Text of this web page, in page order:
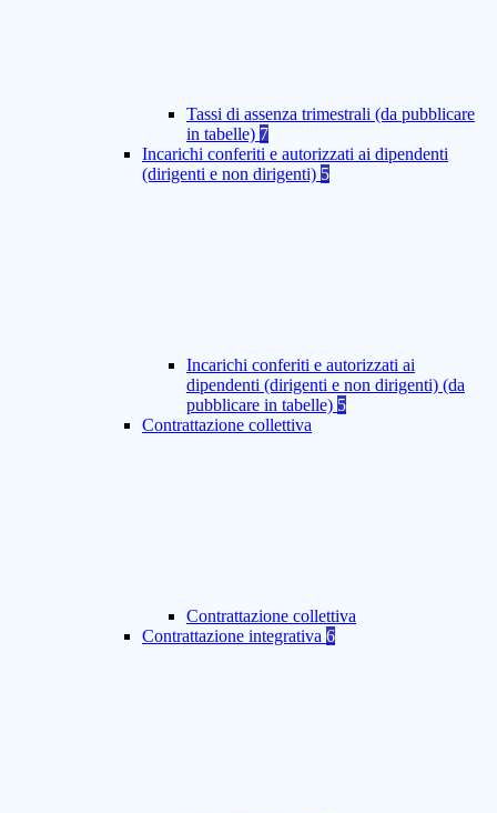
Tassi di assenza trimestrali (da pubblicare
in tabelle) 7
Incarichi conferiti e autorizzati ai dipendenti
(dirigenti e non dirigenti) 5
Incarichi conferiti e autorizzati ai
dipendenti (dirigenti e non dirigenti) (da
pubblicare in tabelle) 5
Contrattazione collettiva
Contrattazione collettiva
Contrattazione integrativa 6